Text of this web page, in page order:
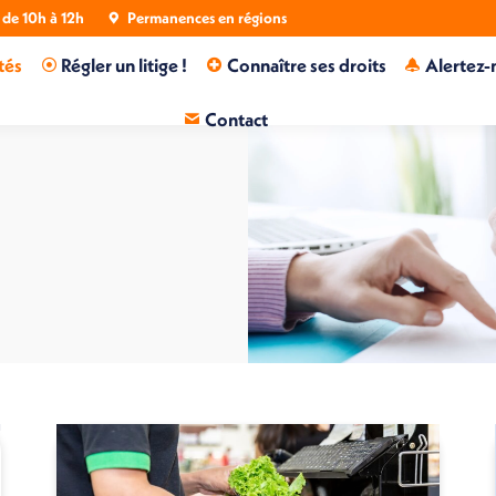
10h à 12h Permanences en régions
Régler un litige ! Connaître ses droits Alertez-
Contact